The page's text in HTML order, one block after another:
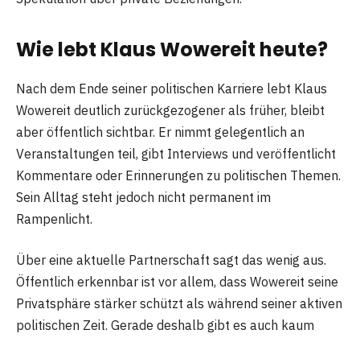
Wie lebt Klaus Wowereit heute?
Nach dem Ende seiner politischen Karriere lebt Klaus
Wowereit deutlich zurückgezogener als früher, bleibt
aber öffentlich sichtbar. Er nimmt gelegentlich an
Veranstaltungen teil, gibt Interviews und veröffentlicht
Kommentare oder Erinnerungen zu politischen Themen.
Sein Alltag steht jedoch nicht permanent im
Rampenlicht.
Über eine aktuelle Partnerschaft sagt das wenig aus.
Öffentlich erkennbar ist vor allem, dass Wowereit seine
Privatsphäre stärker schützt als während seiner aktiven
politischen Zeit. Gerade deshalb gibt es auch kaum